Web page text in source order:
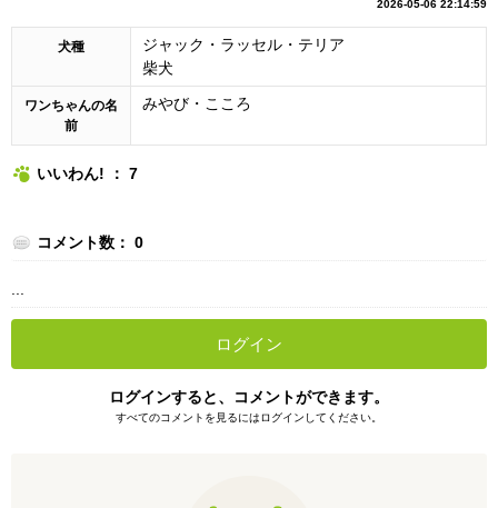
2026-05-06 22:14:59
犬種
ジャック・ラッセル・テリア
柴犬
ワンちゃんの名
前
みやび・こころ
いいわん! ： 7
コメント数： 0
ログイン
ログインすると、コメントができます。
すべてのコメントを見るにはログインしてください。